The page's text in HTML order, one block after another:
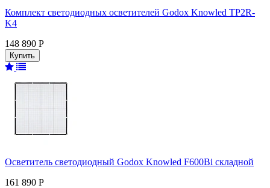
Комплект светодиодных осветителей Godox Knowled TP2R-
K4
148 890 Р
Осветитель светодиодный Godox Knowled F600Bi складной
161 890 Р